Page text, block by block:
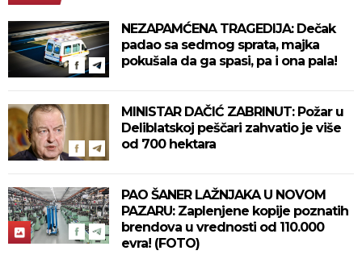
NEZAPAMĆENA TRAGEDIJA: Dečak
padao sa sedmog sprata, majka
pokušala da ga spasi, pa i ona pala!
MINISTAR DAČIĆ ZABRINUT: Požar u
Deliblatskoj peščari zahvatio je više
od 700 hektara
PAO ŠANER LAŽNJAKA U NOVOM
PAZARU: Zaplenjene kopije poznatih
brendova u vrednosti od 110.000
evra! (FOTO)